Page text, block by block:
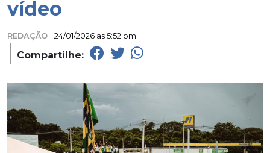
vídeo
REDAÇÃO 24/01/2026 as 5:52 pm
Compartilhe: